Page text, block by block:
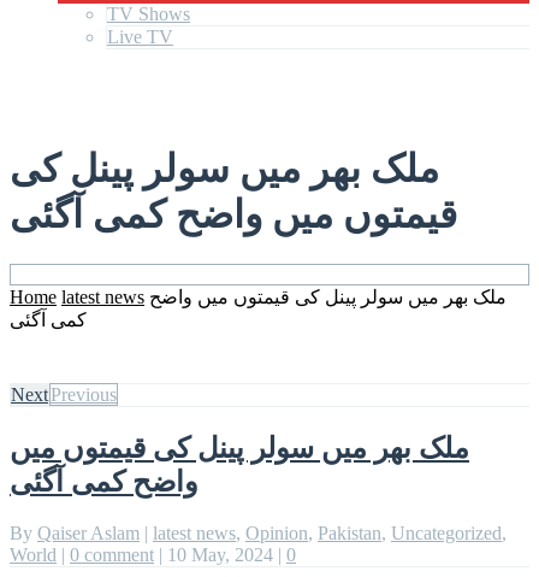
TV Shows
Live TV
ملک بھر میں سولر پینل کی
قیمتوں میں واضح کمی آگئی
Home latest news ملک بھر میں سولر پینل کی قیمتوں میں واضح
کمی آگئی
NextPrevious
ملک بھر میں سولر پینل کی قیمتوں میں
واضح کمی آگئی
By Qaiser Aslam | latest news, Opinion, Pakistan, Uncategorized,
World | 0 comment | 10 May, 2024 | 0